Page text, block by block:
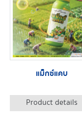
แม็กซ์แคบ
Product details